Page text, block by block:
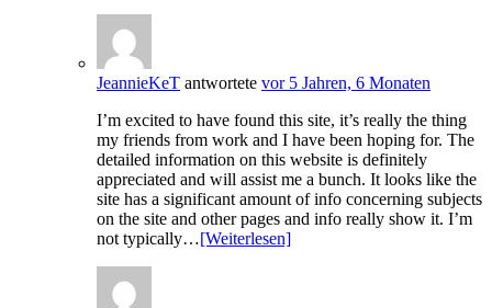
JeannieKeT antwortete vor 5 Jahren, 6 Monaten
I’m excited to have found this site, it’s really the thing
my friends from work and I have been hoping for. The
detailed information on this website is definitely
appreciated and will assist me a bunch. It looks like the
site has a significant amount of info concerning subjects
on the site and other pages and info really show it. I’m
not typically…[Weiterlesen]